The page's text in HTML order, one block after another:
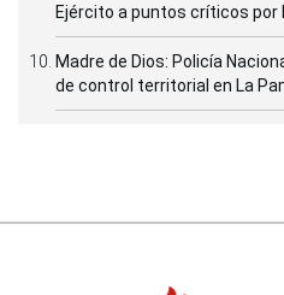
Ejército a puntos críticos por
Madre de Dios: Policía
de control territorial en La